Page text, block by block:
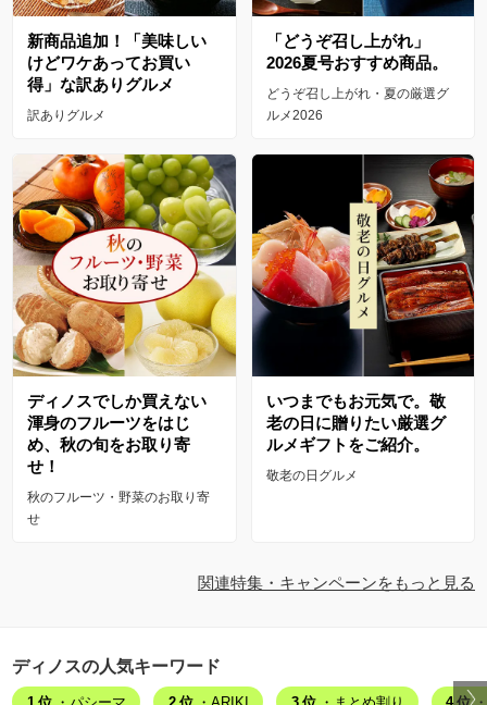
新商品追加！「美味しい
けどワケあってお買い
得」な訳ありグルメ
訳ありグルメ
「どうぞ召し上がれ」
2026夏号おすすめ商品。
どうぞ召し上がれ・夏の厳選グ
ルメ2026
ディノスでしか買えない
渾身のフルーツをはじ
め、秋の旬をお取り寄
せ！
秋のフルーツ・野菜のお取り寄
せ
いつまでもお元気で。敬
老の日に贈りたい厳選グ
ルメギフトをご紹介。
敬老の日グルメ
関連特集・キャンペーンをもっと見る
ディノスの人気キーワード